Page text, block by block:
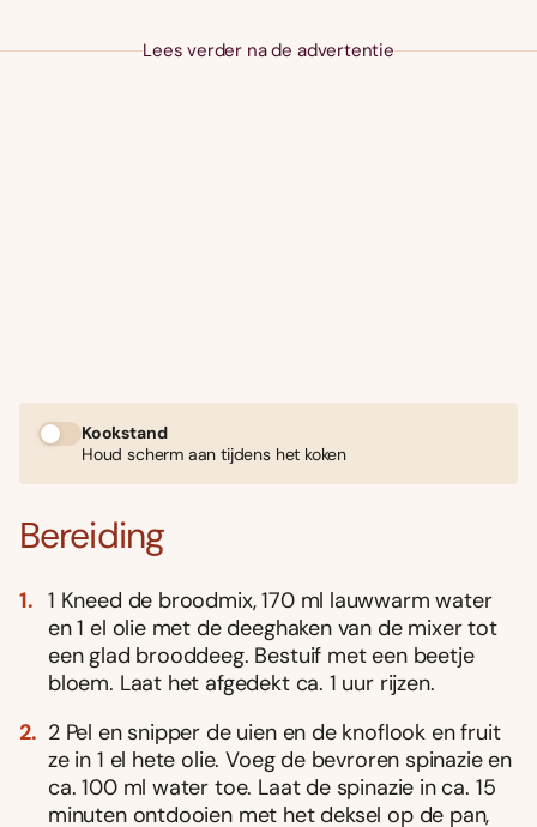
Lees verder na de advertentie
Kookstand
Houd scherm aan tijdens het koken
Bereiding
1 Kneed de broodmix, 170 ml lauwwarm water
en 1 el olie met de deeghaken van de mixer tot
een glad brooddeeg. Bestuif met een beetje
bloem. Laat het afgedekt ca. 1 uur rijzen.
2 Pel en snipper de uien en de knoflook en fruit
ze in 1 el hete olie. Voeg de bevroren spinazie en
ca. 100 ml water toe. Laat de spinazie in ca. 15
minuten ontdooien met het deksel op de pan,